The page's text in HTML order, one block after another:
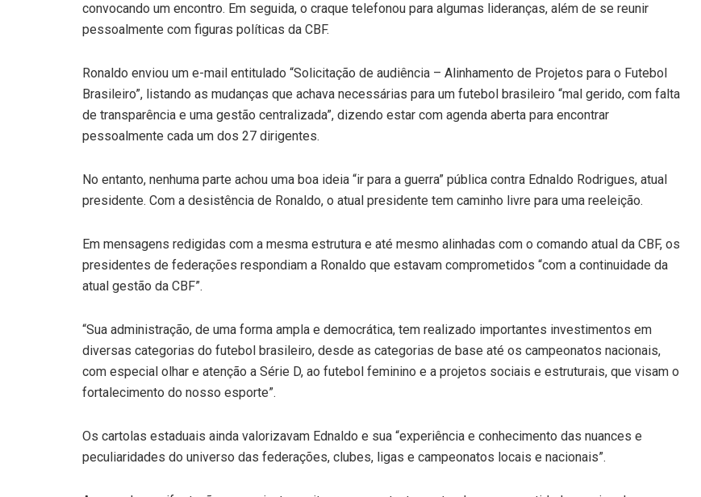
convocando um encontro. Em seguida, o craque telefonou para algumas lideranças, além de se reunir
pessoalmente com figuras políticas da CBF.
Ronaldo enviou um e-mail entitulado “Solicitação de audiência – Alinhamento de Projetos para o Futebol
Brasileiro”, listando as mudanças que achava necessárias para um futebol brasileiro “mal gerido, com falta
de transparência e uma gestão centralizada”, dizendo estar com agenda aberta para encontrar
pessoalmente cada um dos 27 dirigentes.
No entanto, nenhuma parte achou uma boa ideia “ir para a guerra” pública contra Ednaldo Rodrigues, atual
presidente. Com a desistência de Ronaldo, o atual presidente tem caminho livre para uma reeleição.
Em mensagens redigidas com a mesma estrutura e até mesmo alinhadas com o comando atual da CBF, os
presidentes de federações respondiam a Ronaldo que estavam comprometidos “com a continuidade da
atual gestão da CBF”.
“Sua administração, de uma forma ampla e democrática, tem realizado importantes investimentos em
diversas categorias do futebol brasileiro, desde as categorias de base até os campeonatos nacionais,
com especial olhar e atenção a Série D, ao futebol feminino e a projetos sociais e estruturais, que visam o
fortalecimento do nosso esporte”.
Os cartolas estaduais ainda valorizavam Ednaldo e sua “experiência e conhecimento das nuances e
peculiaridades do universo das federações, clubes, ligas e campeonatos locais e nacionais”.